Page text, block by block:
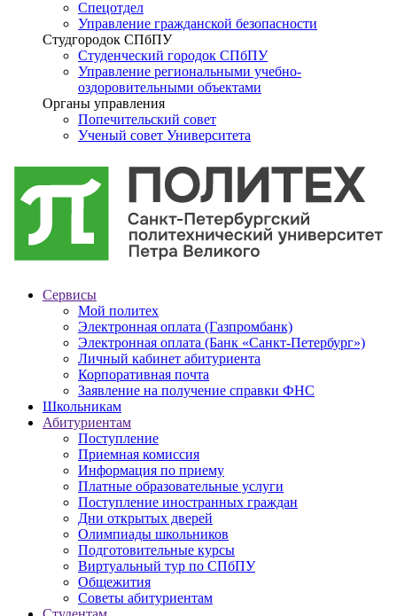
Спецотдел
Управление гражданской безопасности
Студгородок СПбПУ
Студенческий городок СПбПУ
Управление региональными учебно-
оздоровительными объектами
Органы управления
Попечительский совет
Ученый совет Университета
Сервисы
Мой политех
Электронная оплата (Газпромбанк)
Электронная оплата (Банк «Санкт-Петербург»)
Личный кабинет абитуриента
Корпоративная почта
Заявление на получение справки ФНС
Школьникам
Абитуриентам
Поступление
Приемная комиссия
Информация по приему
Платные образовательные услуги
Поступление иностранных граждан
Дни открытых дверей
Олимпиады школьников
Подготовительные курсы
Виртуальный тур по СПбПУ
Общежития
Советы абитуриентам